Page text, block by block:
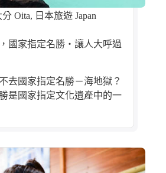
分 Oita, 日本旅遊 Japan
國家指定名勝・讓人大呼過
去國家指定名勝－海地獄？
是國家指定文化遺產中的一